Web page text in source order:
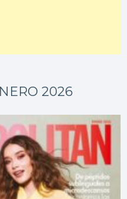
2026